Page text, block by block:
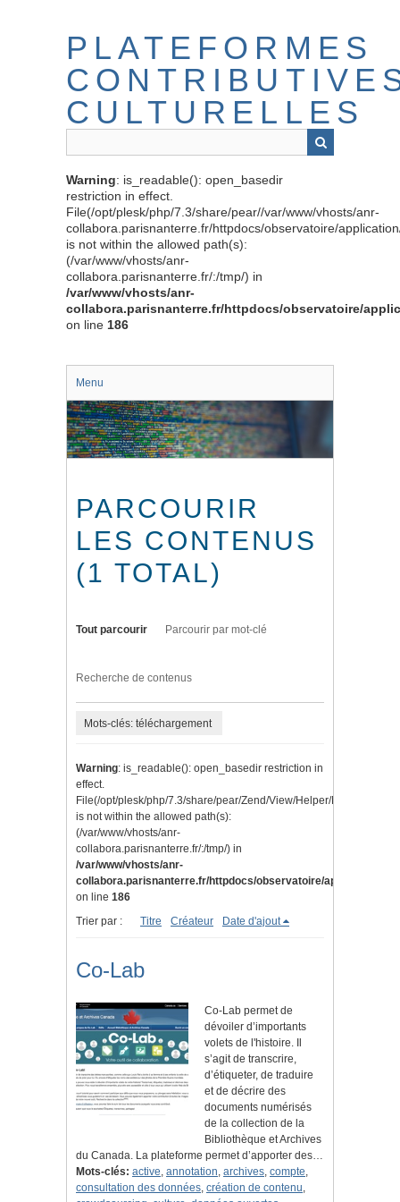
PLATEFORMES
CULTURELLES
Warning: is_readable(): open_basedir
restriction in effect.
File(/opt/plesk/php/7.3/share/pear//var/www/vhosts/anr-
collabora.parisnanterre.fr/httpdocs/observatoire/
is not within the allowed path(s):
(/var/www/vhosts/anr-
collabora.parisnanterre.fr/:/tmp/) in
/var/www/vhosts/anr-
collabora.parisnanterre.fr/httpdocs/observatoire/
on line 186
Menu
PARCOURIR
LES CONTENUS
(1 TOTAL)
Tout parcourir Parcourir par mot-clé
Recherche de contenus
Mots-clés: téléchargement
Warning: is_readable(): open_basedir restriction in
effect.
File(/opt/plesk/php/7.3/share/pear/Zend/View/Helper/Navigation/
is not within the allowed path(s):
(/var/www/vhosts/anr-
collabora.parisnanterre.fr/:/tmp/) in
/var/www/vhosts/anr-
collabora.parisnanterre.fr/httpdocs/observatoire/application/
on line 186
Trier par :
Titre Créateur Date d'ajout
Co-Lab
Co-Lab permet de
dévoiler d’importants
volets de l'histoire. Il
s’agit de transcrire,
d’étiqueter, de traduire
et de décrire des
documents numérisés
de la collection de la
Bibliothèque et Archives
du Canada. La plateforme permet d’apporter des…
Mots-clés: active, annotation, archives, compte,
consultation des données, création de contenu,